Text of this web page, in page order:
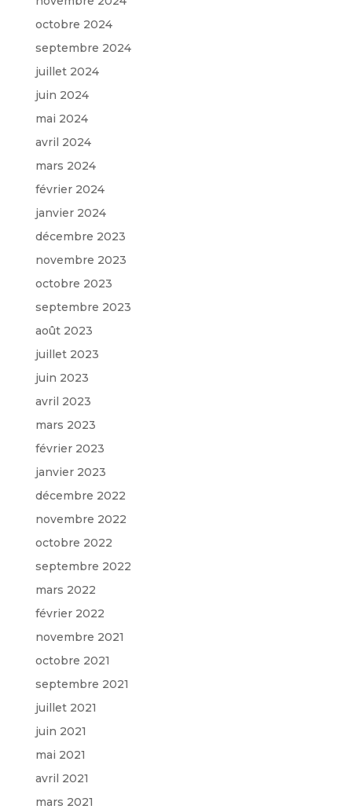
octobre 2024
septembre 2024
juillet 2024
juin 2024
mai 2024
avril 2024
mars 2024
février 2024
janvier 2024
décembre 2023
novembre 2023
octobre 2023
septembre 2023
août 2023
juillet 2023
juin 2023
avril 2023
mars 2023
février 2023
janvier 2023
décembre 2022
novembre 2022
octobre 2022
septembre 2022
mars 2022
février 2022
novembre 2021
octobre 2021
septembre 2021
juillet 2021
juin 2021
mai 2021
avril 2021
mars 2021